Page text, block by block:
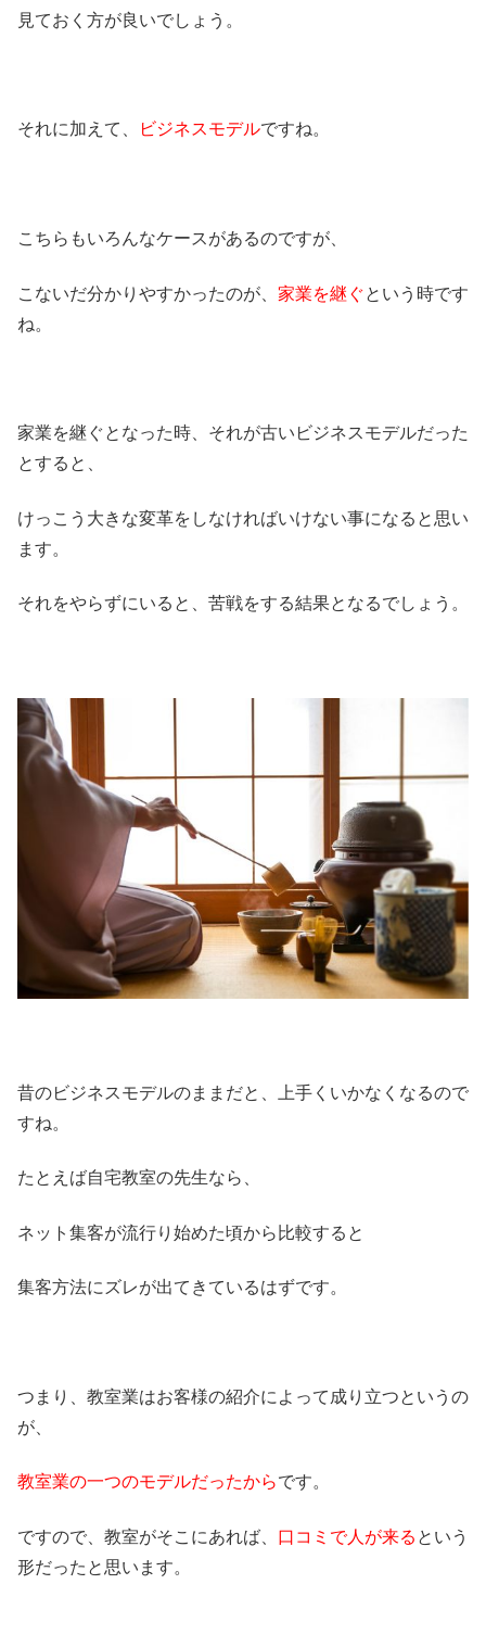
見ておく方が良いでしょう。
それに加えて、 ビジネスモデルですね。
こちらもいろんなケースがあるのですが、
こないだ分かりやすかったのが、 家業を継ぐという時です
ね。
家業を継ぐとなった時、それが古いビジネスモデルだった
とすると、
けっこう大きな変革をしなければいけない事になると思い
ます。
それをやらずにいると、苦戦をする結果となるでしょう。
昔のビジネスモデルのままだと、上手くいかなくなるので
すね。
たとえば自宅教室の先生なら、
ネット集客が流行り始めた頃から比較すると
集客方法にズレが出てきているはずです。
つまり、教室業はお客様の紹介によって成り立つというの
が、
教室業の一つのモデルだったからです。
ですので、教室がそこにあれば、 口コミで人が来る という
形だったと思います。